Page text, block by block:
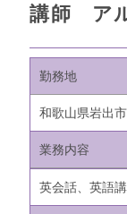
講師 ア
勤務地
和歌山県岩出
業務内容
英会話、英語